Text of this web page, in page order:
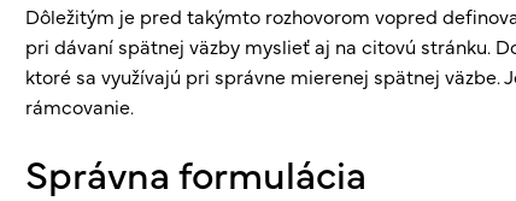
Dôležitým je pred takýmto rozhovorom vopred
pri dávaní spätnej väzby myslieť aj na citovú stránku.
ktoré sa využívajú pri správne mierenej spätnej väzbe.
rámcovanie.
Správna formulácia